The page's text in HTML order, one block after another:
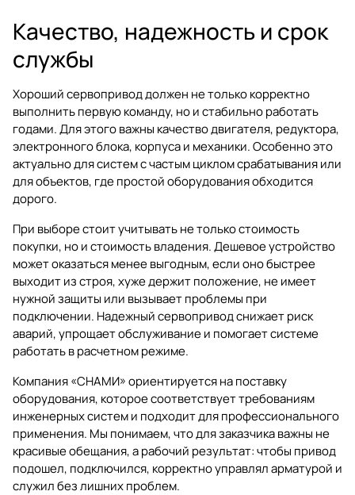
Качество, надежность и срок
службы
Хороший сервопривод должен не только корректно
выполнить первую команду, но и стабильно работать
годами. Для этого важны качество двигателя, редуктора,
электронного блока, корпуса и механики. Особенно это
актуально для систем с частым циклом срабатывания или
для объектов, где простой оборудования обходится
дорого.
При выборе стоит учитывать не только стоимость
покупки, но и стоимость владения. Дешевое устройство
может оказаться менее выгодным, если оно быстрее
выходит из строя, хуже держит положение, не имеет
нужной защиты или вызывает проблемы при
подключении. Надежный сервопривод снижает риск
аварий, упрощает обслуживание и помогает системе
работать в расчетном режиме.
Компания «СНАМИ» ориентируется на поставку
оборудования, которое соответствует требованиям
инженерных систем и подходит для профессионального
применения. Мы понимаем, что для заказчика важны не
красивые обещания, а рабочий результат: чтобы привод
подошел, подключился, корректно управлял арматурой и
служил без лишних проблем.